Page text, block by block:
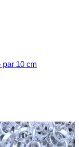
par 10 cm